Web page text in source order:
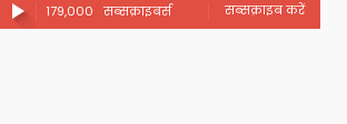
179,000 सब्सक्राइबर्स सब्सक्राइब करें